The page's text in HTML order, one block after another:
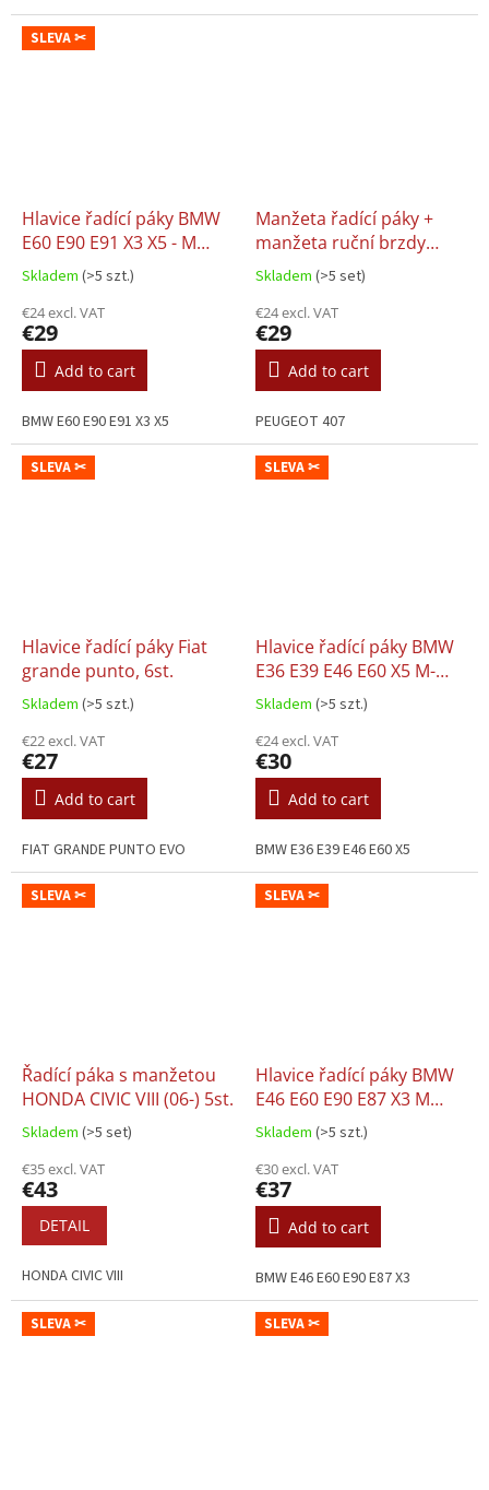
SLEVA ✂
Hlavice řadící páky BMW
E60 E90 E91 X3 X5 - M
PAKET
Skladem (>5 szt.)
€24 excl. VAT
€29
Add to cart
BMW E60 E90 E91 X3 X5
Manžeta řadící páky +
manžeta ruční brzdy
PEUGEOT 407 (04-11)
Skladem (>5 set)
€24 excl. VAT
€29
Add to cart
PEUGEOT 407
SLEVA ✂
Hlavice řadící páky Fiat
grande punto, 6st.
Skladem (>5 szt.)
€22 excl. VAT
€27
Add to cart
FIAT GRANDE PUNTO EVO
SLEVA ✂
Hlavice řadící páky BMW
E36 E39 E46 E60 X5 M-
paket, 6st.
Skladem (>5 szt.)
€24 excl. VAT
€30
Add to cart
BMW E36 E39 E46 E60 X5
SLEVA ✂
Řadící páka s manžetou
HONDA CIVIC VIII (06-) 5st.
Skladem (>5 set)
€35 excl. VAT
€43
DETAIL
HONDA CIVIC VIII
SLEVA ✂
Hlavice řadící páky BMW
E46 E60 E90 E87 X3 M
paket, 5st.
Skladem (>5 szt.)
€30 excl. VAT
€37
Add to cart
BMW E46 E60 E90 E87 X3
SLEVA ✂ SLEVA ✂